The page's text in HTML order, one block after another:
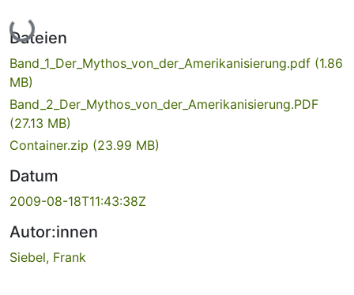
Lade...
Dateien
Band_1_Der_Mythos_von_der_Amerikanisierung.pdf (1.86
MB)
Band_2_Der_Mythos_von_der_Amerikanisierung.PDF
(27.13 MB)
Container.zip (23.99 MB)
Datum
2009-08-18T11:43:38Z
Autor:innen
Siebel, Frank